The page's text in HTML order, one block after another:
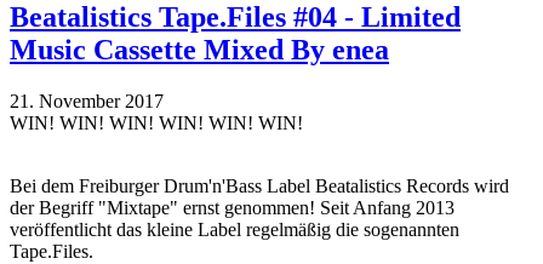
Beatalistics Tape.Files #04 - Limited
Music Cassette Mixed By enea
21. November 2017
WIN! WIN! WIN! WIN! WIN! WIN!
Bei dem Freiburger Drum'n'Bass Label Beatalistics Records wird
der Begriff "Mixtape" ernst genommen! Seit Anfang 2013
veröffentlicht das kleine Label regelmäßig die sogenannten
Tape.Files.